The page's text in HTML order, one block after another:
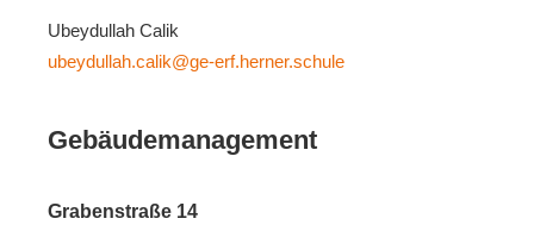
Ubeydullah Calik
ubeydullah.calik@ge-erf.herner.schule
Gebäudemanagement
Grabenstraße 14